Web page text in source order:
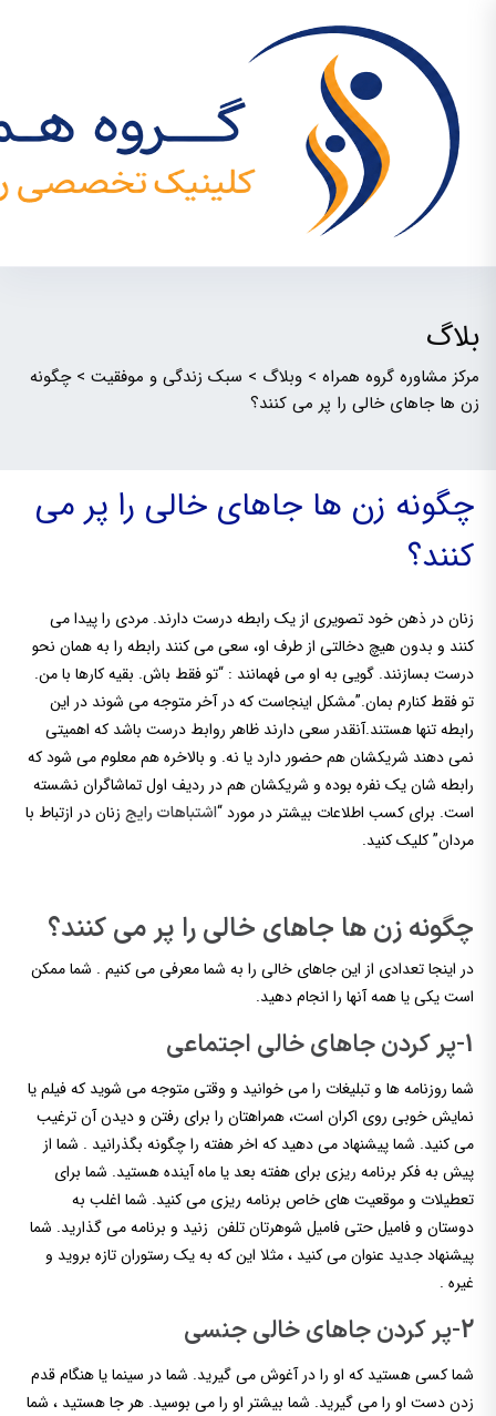
بلاگ
مرکز مشاوره گروه همراه > وبلاگ > سبک زندگی و موفقیت >چگونه
زن ها جاهای خالی را پر می کنند؟
چگونه زن ها جاهای خالی را پر می
کنند؟
زنان در ذهن خود تصویری از یک رابطه درست دارند. مردی را پیدا می
کنند و بدون هیچ دخالتی از طرف او، سعی می کنند رابطه را به همان نحو
درست بسازنند. گویی به او می فهمانند : “تو فقط باش. بقیه کارها با من.
تو فقط کنارم بمان.”مشکل اینجاست که در آخر متوجه می شوند در این
رابطه تنها هستند.آنقدر سعی دارند ظاهر روابط درست باشد که اهمیتی
نمی دهند شریکشان هم حضور دارد یا نه. و بالاخره هم معلوم می شود که
رابطه شان یک نفره بوده و شریکشان هم در ردیف اول تماشاگران نشسته
است. برای کسب اطلاعات بیشتر در مورد “اشتباهات رایج زنان در ازتباط با
مردان” کلیک کنید.
چگونه زن ها جاهای خالی را پر می کنند؟
در اینجا تعدادی از این جاهای خالی را به شما معرفی می کنیم . شما ممکن
است یکی یا همه آنها را انجام دهید.
1-پر کردن جاهای خالی اجتماعی
شما روزنامه ها و تبلیغات را می خوانید و وقتی متوجه می شوید که فیلم یا
نمایش خوبی روی اکران است، همراهتان را برای رفتن و دیدن آن ترغیب
می کنید. شما پیشنهاد می دهید که اخر هفته را چگونه بگذرانید . شما از
پیش به فکر برنامه ریزی برای هفته بعد یا ماه آینده هستید. شما برای
تعطیلات و موقعیت های خاص برنامه ریزی می کنید. شما اغلب به
دوستان و فامیل حتی فامیل شوهرتان تلفن زنید و برنامه می گذارید. شما
پیشنهاد جدید عنوان می کنید ، مثلا این که به یک رستوران تازه بروید و
غیره .
2-پر کردن جاهای خالی جنسی
شما کسی هستید که او را در آغوش می گیرید. شما در سینما یا هنگام قدم
زدن دست او را می گیرید. شما بیشتر او را می بوسید. هر جا هستید ، شما